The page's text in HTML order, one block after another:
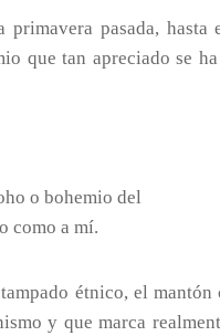
pasada, hasta
que tan apreciado se
o bohemio del
como a mí.
étnico, el
y que marca